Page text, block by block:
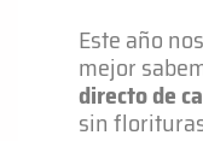
Este año
mejor
directo de
sin